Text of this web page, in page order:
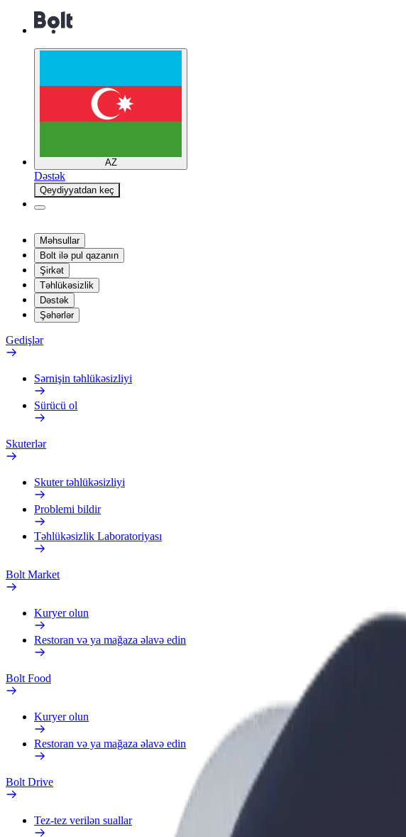
AZ
Dəstək
Qeydiyyatdan keç
Məhsullar
Bolt ilə pul qazanın
Şirkət
Təhlükəsizlik
Dəstək
Şəhərlər
Gedişlər
Sərnişin təhlükəsizliyi
Sürücü ol
Skuterlər
Skuter təhlükəsizliyi
Problemi bildir
Təhlükəsizlik Laboratoriyası
Bolt Market
Kuryer olun
Restoran və ya mağaza əlavə edin
Bolt Food
Kuryer olun
Restoran və ya mağaza əlavə edin
Bolt Drive
Tez-tez verilən suallar